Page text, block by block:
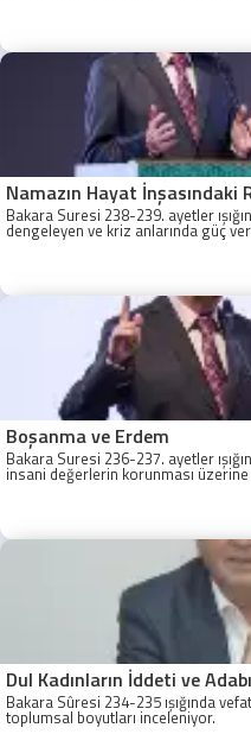
Namazın Hayat İnşasındaki
Bakara Suresi 238-239. ayetler
dengeleyen ve kriz anlarında güç
Boşanma ve Erdem
Bakara Suresi 236-237. ayetler
insani değerlerin korunması
Dul Kadınların İddeti ve Adabı
Bakara Sûresi 234-235 ışığında
toplumsal boyutları inceleniyor.